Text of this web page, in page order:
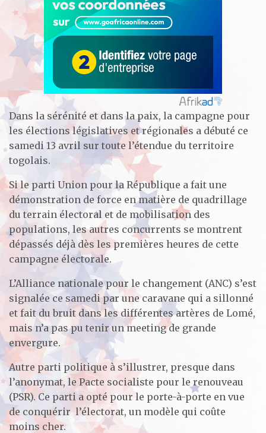
Dans la sérénité et dans la paix, la campagne pour
les élections législatives et régionales a débuté ce
samedi 13 avril sur toute l’étendue du territoire
togolais.
Si le parti Union pour la République a fait une
démonstration de force en matière de quadrillage
du terrain électoral et de mobilisation des
populations, les autres concurrents se montrent
dépassés déjà dès les premières heures de cette
campagne électorale.
L’Alliance nationale pour le changement (ANC) s’est
signalée ce samedi par une caravane qui a sillonné
et fait du bruit dans les différentes artères de Lomé,
mais n’a pas pu tenir un meeting de grande
envergure.
Autre parti politique à s’illustrer, presque dans
l’anonymat, le Pacte socialiste pour le renouveau
(PSR). Ce parti a opté pour le porte-à-porte en vue
de conquérir l’électorat, un modèle qui coûte
moins cher.